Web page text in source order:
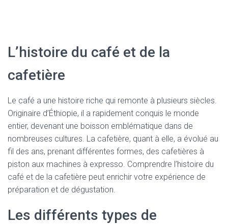
L’histoire du café et de la
cafetière
Le café a une histoire riche qui remonte à plusieurs siècles.
Originaire d’Éthiopie, il a rapidement conquis le monde
entier, devenant une boisson emblématique dans de
nombreuses cultures. La cafetière, quant à elle, a évolué au
fil des ans, prenant différentes formes, des cafetières à
piston aux machines à expresso. Comprendre l’histoire du
café et de la cafetière peut enrichir votre expérience de
préparation et de dégustation.
Les différents types de